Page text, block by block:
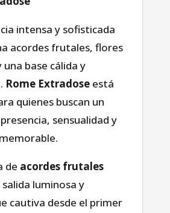
intensa y sofisticada
acordes frutales, flores
base cálida y
Rome Extradoseestá
quienes buscan un
sensualidad y
de acordes frutales
luminosa y
cautiva desde el primer